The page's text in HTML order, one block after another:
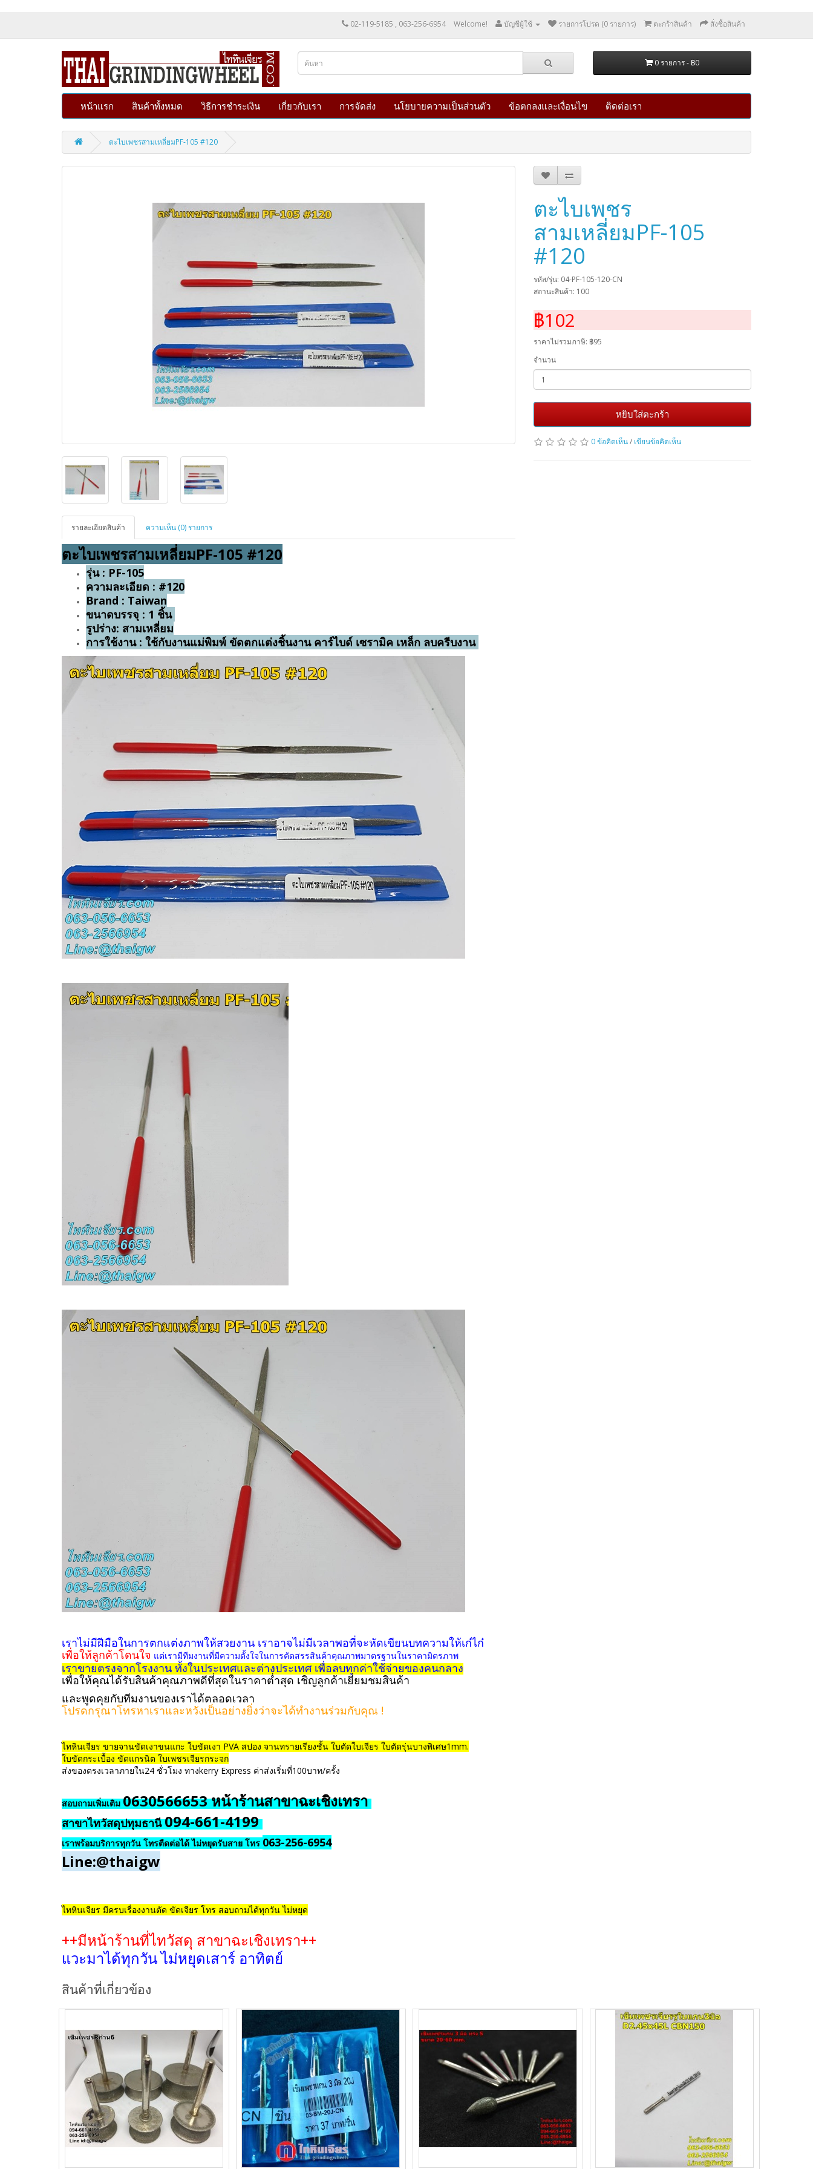
02-119-5185 , 063-256-6954 Welcome! บัญชีผู้ใช้ รายการโปรด (0 รายการ) ตะกร้าสินค้า สั่งซื้อสินค้า
0 รายการ - ฿0
หน้าแรก สินค้าทั้งหมด วิธีการชำระเงิน เกี่ยวกับเรา การจัดส่ง นโยบายความเป็นส่วนตัว ข้อตกลงและเงื่อนไข ติดต่อเรา
ตะไบเพชรสามเหลี่ยมPF-105 #120
รายละเอียดสินค้า ความเห็น (0) รายการ
ตะไบเพชรสามเหลี่ยมPF-105 #120
รุ่น : PF-105
ความละเอียด : #120
Brand : Taiwan
ขนาดบรรจุ : 1 ชิ้น
รูปร่าง: สามเหลี่ยม
การใช้งาน : ใช้กับงานแม่พิมพ์ ขัดตกแต่งชิ้นงาน คาร์ไบด์ เซรามิค เหล็ก ลบครีบงาน
เราไม่มีฝีมือในการตกแต่งภาพให้สวยงาน เราอาจไม่มีเวลาพอที่จะหัดเขียนบทความให้เก๋ไก๋
เพื่อให้ลูกค้าโดนใจ แต่เรามีทีมงานที่มีความตั้งใจในการคัดสรรสินค้าคุณภาพมาตรฐานในราคามิตรภาพ
เราขายตรงจากโรงงาน ทั้งในประเทศและต่างประเทศ เพื่อลบทุกค่าใช้จ่ายของคนกลาง
เพื่อให้คุณได้รับสินค้าคุณภาพดีที่สุดในราคาต่ำสุด เชิญลูกค้าเยี่ยมชมสินค้า
และพูดคุยกับทีมงานของเราได้ตลอดเวลา
โปรดกรุณาโทรหาเราและหวังเป็นอย่างยิ่งว่าจะได้ทำงานร่วมกับคุณ !
ไทหินเจียร ขายจานขัดเงาขนแกะ ใบขัดเงา PVA สปอง จานทรายเรียงชั้น ใบตัดใบเจียร ใบตัดรุ่นบางพิเศษ1mm.
ใบขัดกระเบื้อง ขัดแกรนิต ใบเพชรเจียรกระจก
ส่งของตรงเวลาภายใน24 ชั่วโมง ทางkerry Express ค่าส่งเริ่มที่100บาท/ครั้ง
สอบถามเพิ่มเติม 0630566653 หน้าร้านสาขาฉะเชิงเทรา
สาขาไทวัสดุปทุมธานี094-661-4199
เราพร้อมบริการทุกวัน โทรตืดต่อได้ ไม่หยุดรับสาย โทร 063-256-6954
Line:@thaigw
ไทหินเจียร มีครบเรื่องงานตัด ขัดเจียร โทร สอบถามได้ทุกวัน ไม่หยุด
++มีหน้าร้านที่ไทวัสดุ สาขาฉะเชิงเทรา++
แวะมาได้ทุกวัน ไม่หยุดเสาร์ อาทิตย์
ตะไบเพชร
สามเหลี่ยมPF-105
#120
รหัส/รุ่น: 04-PF-105-120-CN
สถานะสินค้า: 100
฿102
ราคาไม่รวมภาษี: ฿95
จำนวน
หยิบใส่ตะกร้า
0 ข้อคิดเห็น/ เขียนข้อคิดเห็น
สินค้าที่เกี่ยวข้อง